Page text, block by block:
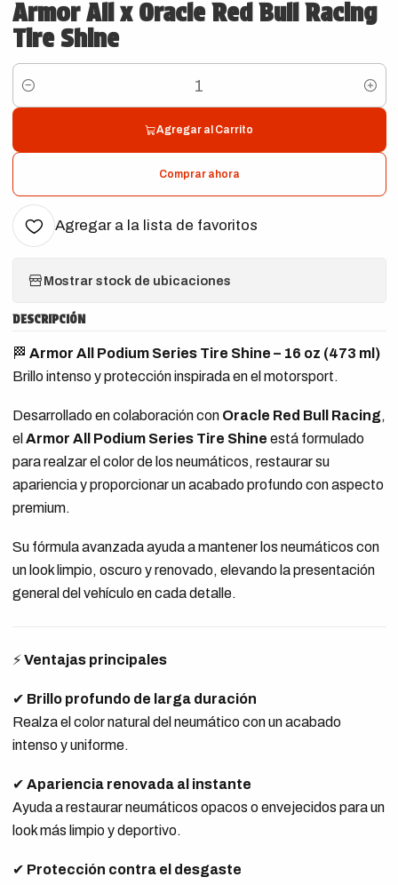
Armor All x Oracle Red Bull Racing
Tire Shine
Cantidad
Agregar al Carrito
Comprar ahora
Agregar a la lista de favoritos
Mostrar stock de ubicaciones
DESCRIPCIÓN
🏁 Armor All Podium Series Tire Shine – 16 oz (473 ml)
Brillo intenso y protección inspirada en el motorsport.
Desarrollado en colaboración con Oracle Red Bull Racing,
el Armor All Podium Series Tire Shine está formulado
para realzar el color de los neumáticos, restaurar su
apariencia y proporcionar un acabado profundo con aspecto
premium.
Su fórmula avanzada ayuda a mantener los neumáticos con
un look limpio, oscuro y renovado, elevando la presentación
general del vehículo en cada detalle.
⚡Ventajas principales
✔ Brillo profundo de larga duración
Realza el color natural del neumático con un acabado
intenso y uniforme.
✔ Apariencia renovada al instante
Ayuda a restaurar neumáticos opacos o envejecidos para un
look más limpio y deportivo.
✔ Protección contra el desgaste